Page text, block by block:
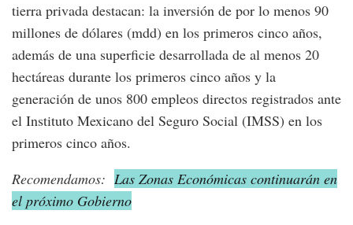
tierra privada destacan: la inversión de por lo menos 90
millones de dólares (mdd) en los primeros cinco años,
además de una superficie desarrollada de al menos 20
hectáreas durante los primeros cinco años y la
generación de unos 800 empleos directos registrados ante
el Instituto Mexicano del Seguro Social (IMSS) en los
primeros cinco años.
Recomendamos: Las Zonas Económicas continuarán en
el próximo Gobierno